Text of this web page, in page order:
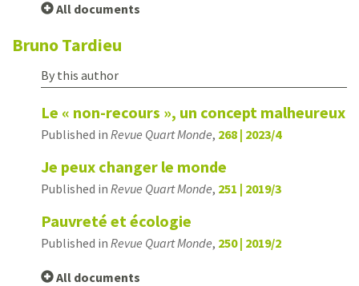
All documents
BrunoTardieu
By this author
Le « non-recours », un concept malheureux
Published in Revue Quart Monde, 268 | 2023/4
Je peux changer le monde
Published in Revue Quart Monde, 251 | 2019/3
Pauvreté et écologie
Published in Revue Quart Monde, 250 | 2019/2
All documents